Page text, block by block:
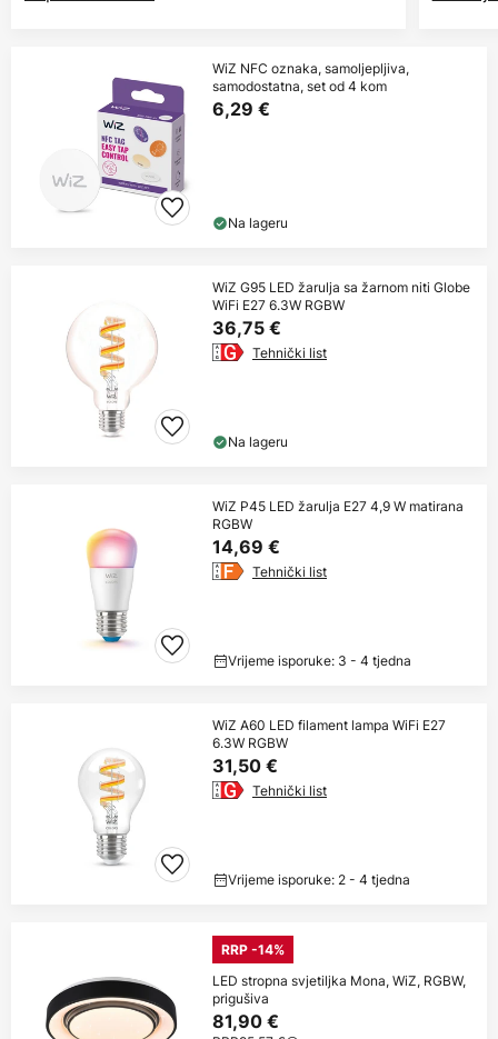
WiZ NFC oznaka, samoljepljiva,
samodostatna, set od 4 kom
6,29 €
Na lageru
WiZ G95 LED žarulja sa žarnom niti Globe
WiFi E27 6.3W RGBW
36,75 €
Tehnički list
Na lageru
WiZ P45 LED žarulja E27 4,9 W matirana
RGBW
14,69 €
Tehnički list
Vrijeme isporuke: 3 - 4 tjedna
WiZ A60 LED filament lampa WiFi E27
6.3W RGBW
31,50 €
Tehnički list
Vrijeme isporuke: 2 - 4 tjedna
RRP -14%
LED stropna svjetiljka Mona, WiZ, RGBW,
prigušiva
81,90 €